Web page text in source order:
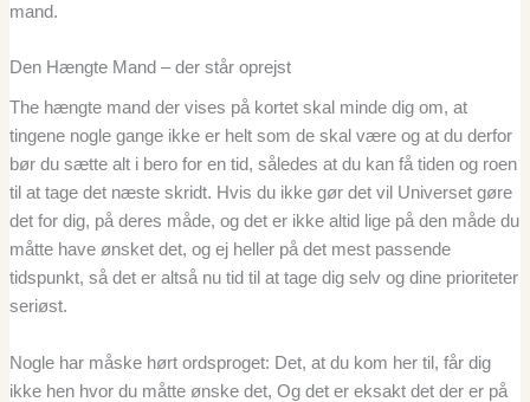
mand.
Den Hængte Mand – der står oprejst
The hængte mand der vises på kortet skal minde dig om, at
tingene nogle gange ikke er helt som de skal være og at du derfor
bør du sætte alt i bero for en tid, således at du kan få tiden og roen
til at tage det næste skridt. Hvis du ikke gør det vil Universet gøre
det for dig, på deres måde, og det er ikke altid lige på den måde du
måtte have ønsket det, og ej heller på det mest passende
tidspunkt, så det er altså nu tid til at tage dig selv og dine prioriteter
seriøst.
Nogle har måske hørt ordsproget: Det, at du kom her til, får dig
ikke hen hvor du måtte ønske det, Og det er eksakt det der er på